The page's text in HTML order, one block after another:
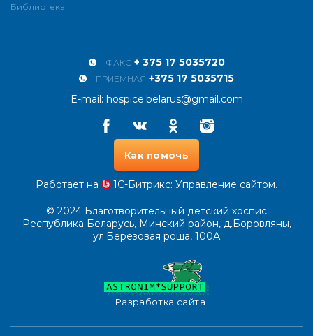
Библиотека
ФАКС + 375 17 5035720
ПРИЕМНАЯ +375 17 5035715
E-mail: hospice.belarus@gmail.com
FacebookVkontakteOdnoklassnikiInstagram
Как помочь
Работает на 1С-Битрикс: Управление сайтом.
© 2024 Благотворительный детский хоспис
Республика Беларусь, Минский район, д.Боровляны,
ул.Березовая роща, 100А
Разработка сайта